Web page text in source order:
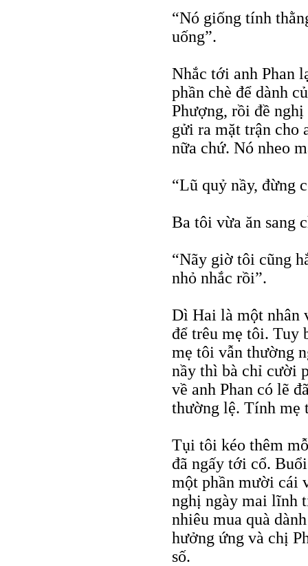
“Nó giống tính
uống”.
Nhắc tới anh Phan
phần chè để dành
Phượng, rồi đề
gửi ra mặt trận cho
nữa chứ. Nó nheo
“Lũ quỷ nầy, đừng
Ba tôi vừa ăn sang
“Nãy giờ tôi cũng
nhỏ nhắc rồi”.
Dì Hai là một nhân
để trêu mẹ tôi. Tuy
mẹ tôi vẫn thường
nầy thì bà chỉ cười
về anh Phan có lẽ
thường lệ. Tính mẹ
Tụi tôi kéo thêm
đã ngấy tới cổ.
một phần mười cái
nghị ngày mai lĩnh
nhiêu mua quà
hưởng ứng và chị
số.